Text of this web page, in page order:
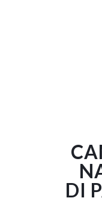
DI